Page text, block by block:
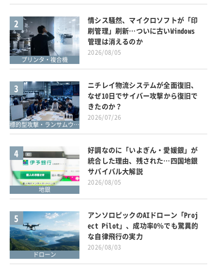
2
プリンタ・複合機
情シス騒然、マイクロソフトが「印
刷管理」刷新…ついに古いWindows
管理は消えるのか
2026/08/05
3
標的型攻撃・ランサムウェア対策
ニチレイ物流システムが全面復旧、
なぜ10日でサイバー攻撃から復旧で
きたのか？
2026/07/26
4
地銀
好調なのに「いよぎん・愛媛銀」が
統合した理由、残された…四国地銀
サバイバル大解説
2026/08/05
5
ドローン
アンソロピックのAIドローン「Proj
ect Pilot」、成功率0％でも驚異的
な自律飛行の実力
2026/08/03